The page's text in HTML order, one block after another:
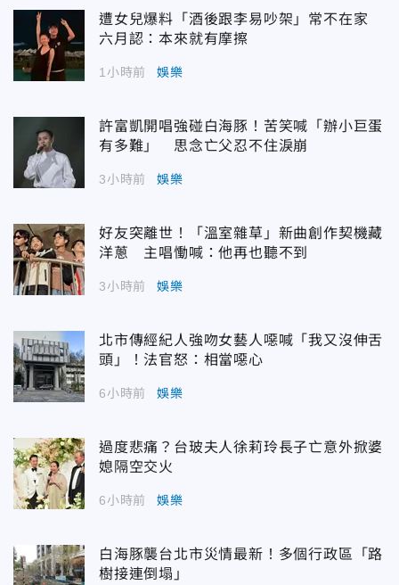
遭女兒爆料「酒後跟李易吵架」常不在家
六月認：本來就有摩擦
1小時前 娛樂
許富凱開唱強碰白海豚！苦笑喊「辦小巨蛋
有多難」 思念亡父忍不住淚崩
3小時前 娛樂
好友突離世！「溫室雜草」新曲創作契機藏
洋蔥 主唱慟喊：他再也聽不到
3小時前 娛樂
北市傳經紀人強吻女藝人噁喊「我又沒伸舌
頭」！法官怒：相當噁心
6小時前 娛樂
過度悲痛？台玻夫人徐莉玲長子亡意外掀婆
媳隔空交火
6小時前 娛樂
白海豚襲台北市災情最新！多個行政區「路
樹接連倒塌」